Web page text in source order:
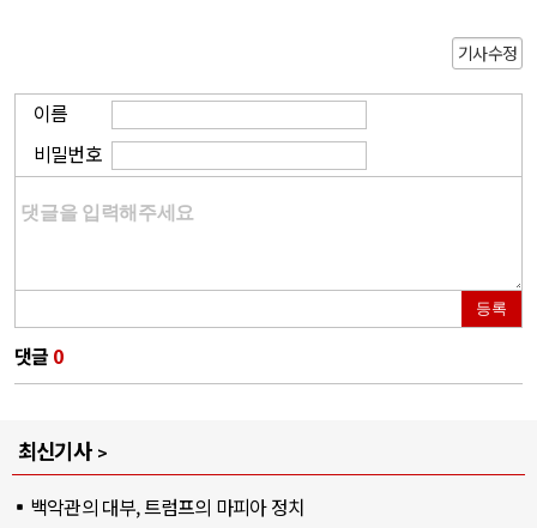
기사수정
이름
비밀번호
등록
댓글 0
최신기사
백악관의 대부, 트럼프의 마피아 정치